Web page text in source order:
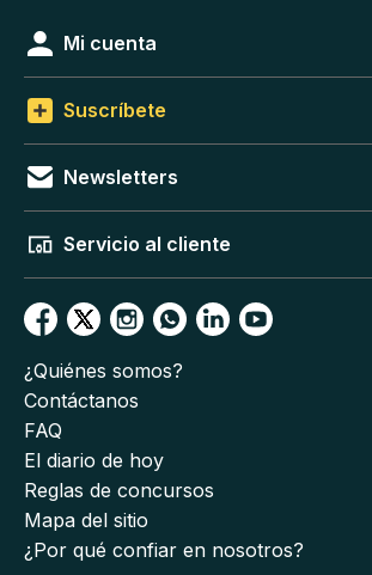
Mi cuenta
Suscríbete
Newsletters
Servicio al cliente
¿Quiénes somos?
Contáctanos
FAQ
El diario de hoy
Reglas de concursos
Mapa del sitio
¿Por qué confiar en nosotros?